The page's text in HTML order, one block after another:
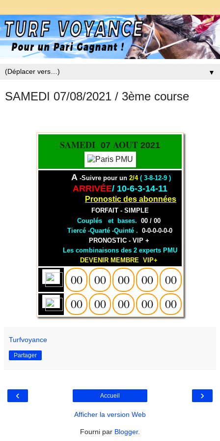
▼
SAMEDI 07/08/2021 / 3ème course
SAMEDI 07 AOUT 2021
A -Suivre pour un 2/4( 3-8-12-9 )
ARRIVÉE/ 10-6-3-14-11
Pronostic des abonnées
FORFAIT - SIMPLE
Coupl és et bases. 00 / 00
Tiercé -Quarté -Quinté . 0-0-0-0-0-0
PRONOSTIC - VIP +
Les combinaisons des 2 experts PMU
DEVENIR MEMBRE VIP+
00 00 00 00
00
00
00 00 00 00
Turfvoyance
Partager
‹ ›
Accueil
Afficher la version Web
Fourni par Blogger.